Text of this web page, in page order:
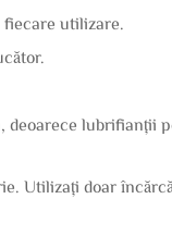
utilizare.
lubrifianții
Utilizați doar